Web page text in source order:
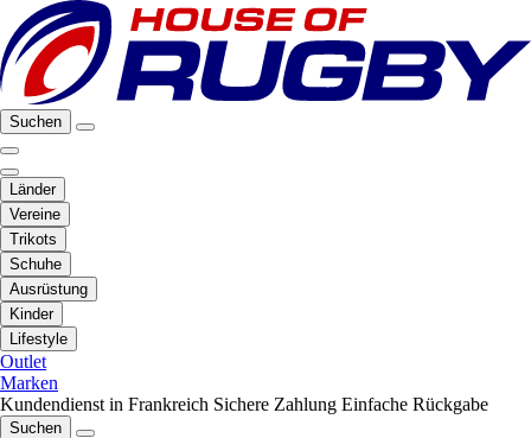
Suchen
Länder
Vereine
Trikots
Schuhe
Ausrüstung
Kinder
Lifestyle
Outlet
Marken
Kundendienst in Frankreich Sichere Zahlung Einfache Rückgabe
Suchen